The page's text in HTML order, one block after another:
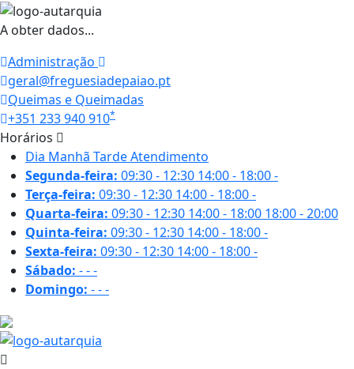
A obter dados...
Administração
geral@freguesiadepaiao.pt
Queimas e Queimadas
+351 233 940 910*
Horários
Dia Manhã TardeAtendimento
Segunda-feira: 09:30 - 12:30 14:00 - 18:00-
Terça-feira: 09:30 - 12:30 14:00 - 18:00-
Quarta-feira: 09:30 - 12:30 14:00 - 18:00 18:00 - 20:00
Quinta-feira: 09:30 - 12:30 14:00 - 18:00-
Sexta-feira: 09:30 - 12:30 14:00 - 18:00-
Sábado: ---
Domingo: ---